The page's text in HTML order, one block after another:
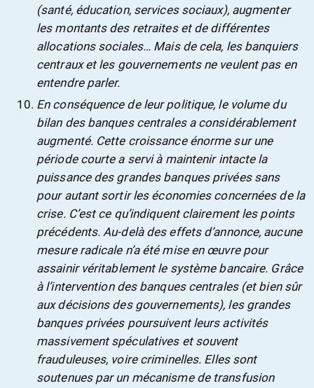
(santé, éducation, services sociaux), augmenter
les montants des retraites et de différentes
allocations sociales… Mais de cela, les banquiers
centraux et les gouvernements ne veulent pas en
entendre parler.
En conséquence de leur politique, le volume du
bilan des banques centrales a considérablement
augmenté. Cette croissance énorme sur une
période courte a servi à maintenir intacte la
puissance des grandes banques privées sans
pour autant sortir les économies concernées de la
crise. C’est ce qu’indiquent clairement les points
précédents. Au-delà des effets d’annonce, aucune
mesure radicale n’a été mise en œuvre pour
assainir véritablement le système bancaire. Grâce
à l’intervention des banques centrales (et bien sûr
aux décisions des gouvernements), les grandes
banques privées poursuivent leurs activités
massivement spéculatives et souvent
frauduleuses, voire criminelles. Elles sont
soutenues par un mécanisme de transfusion